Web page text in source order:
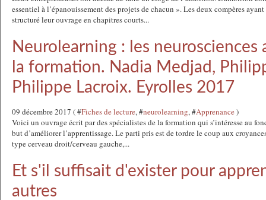
essentiel à l’épanouissement des projets de chacun ». Les deux compères
structuré leur ouvrage en chapitres courts...
Neurolearning : les neurosciences
la formation. Nadia Medjad,
Philippe Lacroix. Eyrolles 2017
09 décembre 2017 ( #Fiches de lecture, #neurolearning, #Apprenance)
Voici un ouvrage écrit par des spécialistes de la formation qui s’intéresse au
but d’améliorer l’apprentissage. Le parti pris est de tordre le coup aux
type cerveau droit/cerveau gauche,...
Et s'il suffisait d'exister pour
autres